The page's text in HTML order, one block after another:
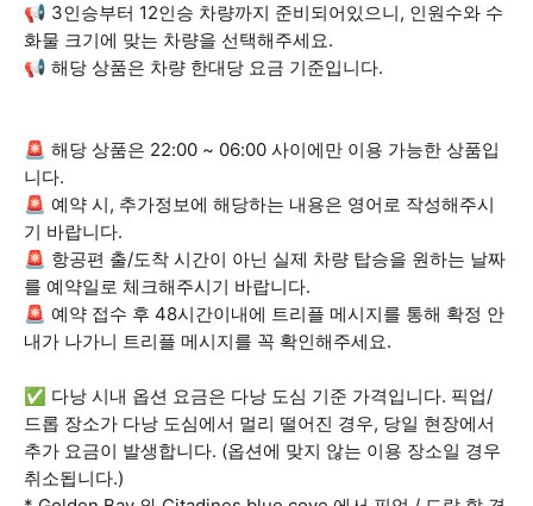
📢 3인승부터 12인승 차량까지 준비되어있으니, 인원수와 수
화물 크기에 맞는 차량을 선택해주세요.
📢 해당 상품은 차량 한대당 요금 기준입니다.
🚨 해당 상품은 22:00 ~ 06:00 사이에만 이용 가능한 상품입
니다.
🚨 예약 시, 추가정보에 해당하는 내용은 영어로 작성해주시
기 바랍니다.
🚨 항공편 출/도착 시간이 아닌 실제 차량 탑승을 원하는 날짜
를 예약일로 체크해주시기 바랍니다.
🚨 예약 접수 후 48시간이내에 트리플 메시지를 통해 확정 안
내가 나가니 트리플 메시지를 꼭 확인해주세요.
✅ 다낭 시내 옵션 요금은 다낭 도심 기준 가격입니다. 픽업/
드롭 장소가 다낭 도심에서 멀리 떨어진 경우, 당일 현장에서
추가 요금이 발생합니다. (옵션에 맞지 않는 이용 장소일 경우
취소됩니다.)